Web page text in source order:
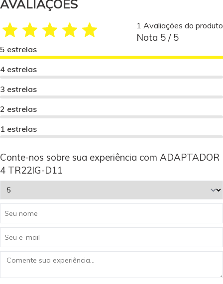
AVALIAÇÕES
1 Avaliações do produto
Nota 5 / 5
5 estrelas
4 estrelas
3 estrelas
2 estrelas
1 estrelas
Conte-nos sobre sua experiência com ADAPTADOR
4 TR22IG-D11